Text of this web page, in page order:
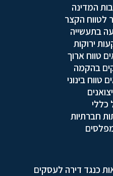
המדינה
לטווח הקצר
בתעשייה
ירוקות
טווח ארוך
בהקמה
בינוני
חברתיות
כנגד דירה לעסקים